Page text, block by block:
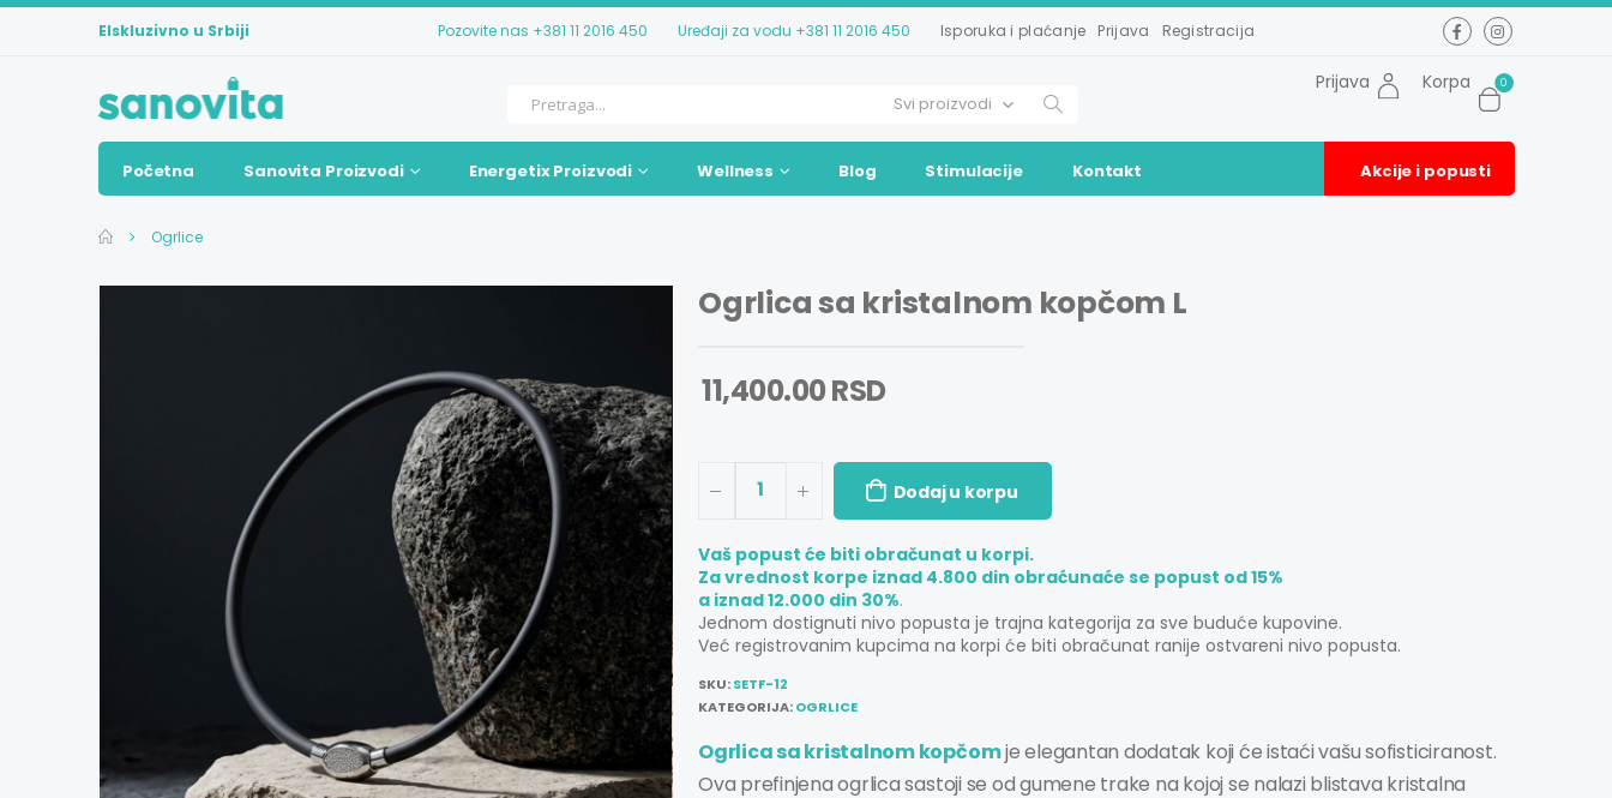
Elskluzivno u Srbiji Pozovite nas +381 11 2016 450 Uređaji za vodu +381 11 2016 450 Isporuka i plaćanje Prijava Registracija
Prijava Korpa 0
Početna Sanovita Proizvodi Energetix Proizvodi Wellness Blog Stimulacije Kontakt Akcije i popusti
Ogrlice
Ogrlica sa kristalnom kopčom L
11,400.00 RSD
1 Dodaj u korpu
Vaš popust će biti obračunat u korpi.
Za vrednost korpe iznad 4.800 din obraćunaće se popust od 15%
a iznad 12.000 din 30%.
Jednom dostignuti nivo popusta je trajna kategorija za sve buduće kupovine.
Već registrovanim kupcima na korpi će biti obračunat ranije ostvareni nivo popusta.
SKU:SETF-12
KATEGORIJA:OGRLICE
Ogrlica sa kristalnom kopčomje elegantan dodatak koji će istaći vašu sofisticiranost.
Ova prefinjena ogrlica sastoji se od gumene trake na kojoj se nalazi blistava kristalna